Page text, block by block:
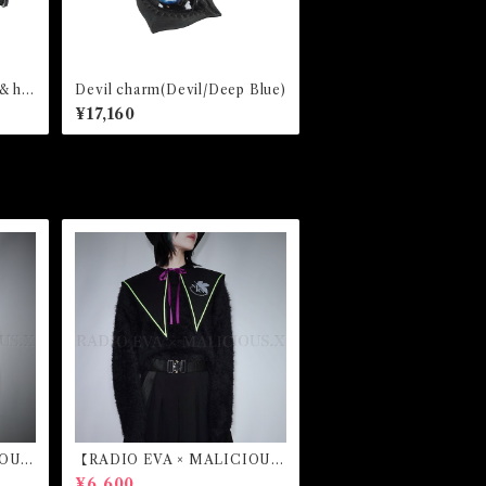
ha
Devil charm(Devil/Deep Blue)
¥17,160
【RADIO EVA × MALICIOUS.
X】Sailor collar （初号機）